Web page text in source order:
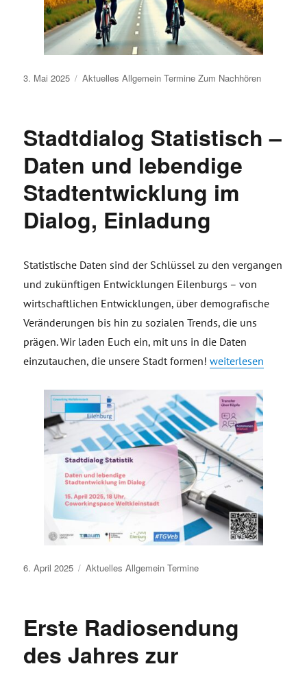
Veröffentlicht
3. Mai 2025 Aktuelles Allgemein Termine Zum Nachhören
Stadtdialog Statistisch –
Daten und lebendige
Stadtentwicklung im
Dialog, Einladung
Statistische Daten sind der Schlüssel zu den vergangen
und zukünftigen Entwicklungen Eilenburgs – von
wirtschaftlichen Entwicklungen, über demografische
Veränderungen bis hin zu sozialen Trends, die uns
prägen. Wir laden Euch ein, mit uns in die Daten
einzutauchen, die unsere Stadt formen! „Stadtdialog
weiterlesen
Veröffentlicht
6. April 2025 Aktuelles Allgemein Termine
Erste Radiosendung
des Jahres zur